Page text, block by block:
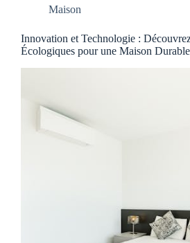
Maison
Innovation et Technologie :
Écologiques pour une Maison Durable